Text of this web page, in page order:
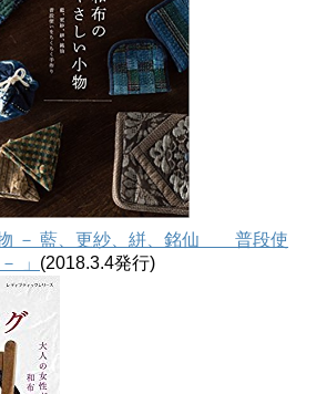
－ 藍、更紗、絣、銘仙 普段使
」 (2018.3.4発行)